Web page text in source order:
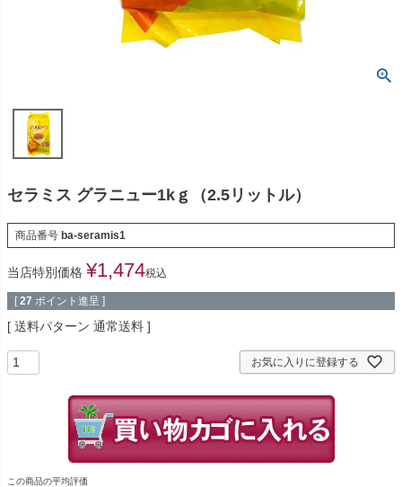
セラミス グラニュー1kｇ（2.5リットル）
商品番号 ba-seramis1
当店特別価格 ¥1,474税込
[ 27 ポイント進呈 ]
送料パターン 通常送料
お気に入りに登録する